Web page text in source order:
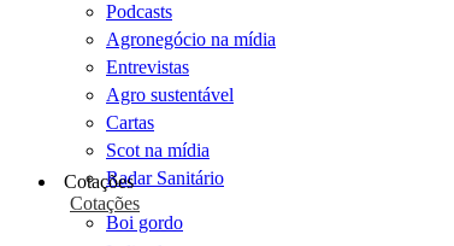
Podcasts
Agronegócio na mídia
Entrevistas
Agro sustentável
Cartas
Scot na mídia
Radar Sanitário
Cotações
Cotações
Boi gordo